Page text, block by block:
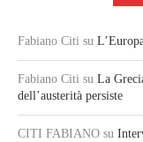
Fabiano Citi su
Fabiano Citi su La
dell’austerità persiste
CITI FABIANO su